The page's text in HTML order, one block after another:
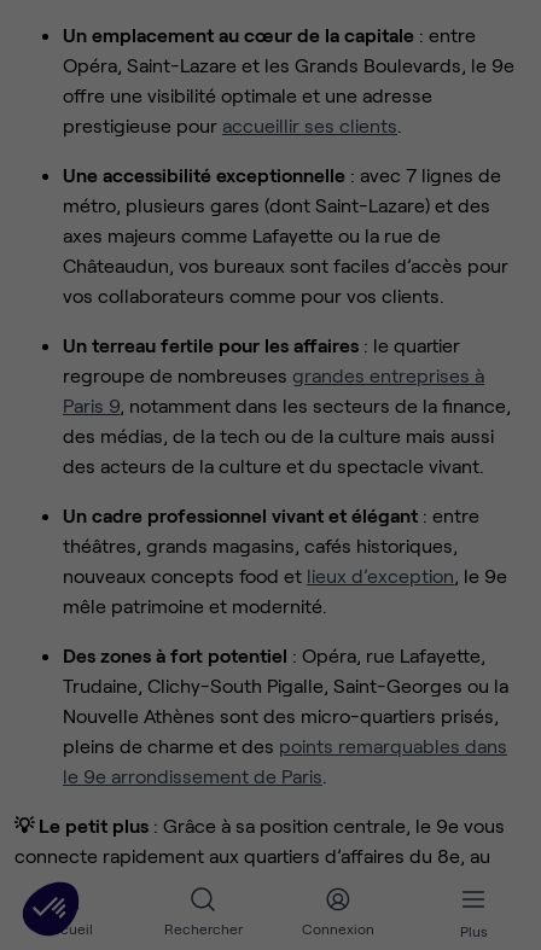
Accueil Rechercher Connexion Plus
Un emplacement au cœur de la capitale : entre
Opéra, Saint-Lazare et les Grands Boulevards, le 9e
offre une visibilité optimale et une adresse
prestigieuse pour accueillir ses clients
Une accessibilité exceptionnelle : avec 7 lignes de
métro, plusieurs gares (dont Saint-Lazare) et des
axes majeurs comme Lafayette ou la rue de
Châteaudun, vos bureaux sont faciles d’accès pour
vos collaborateurs comme pour vos clients.
Un terreau fertile pour les affaires : le quartier
regroupe de nombreuses grandes entreprises à
Paris 9 , notamment dans les secteurs de la finance,
des médias, de la tech ou de la culture mais aussi
des acteurs de la culture et du spectacle vivant.
Un cadre professionnel vivant et élégant : entre
théâtres, grands magasins, cafés historiques,
nouveaux concepts food et lieux d’exception , le 9e
mêle patrimoine et modernité.
Des zones à fort potentiel : Opéra, rue Lafayette,
Trudaine, Clichy-South Pigalle, Saint-Georges ou la
Nouvelle Athènes sont des micro-quartiers prisés,
pleins de charme et des points remarquables dans
le 9e arrondissement de Paris
💡 Le petit plus : Grâce à sa position centrale, le 9e vous
connecte rapidement aux quartiers d’affaires du 8e, au
dynamisme du 2e (Sentier) et à la Gare du Nord. C’est l’un
des arrondissements les plus recherchés pour
louer des